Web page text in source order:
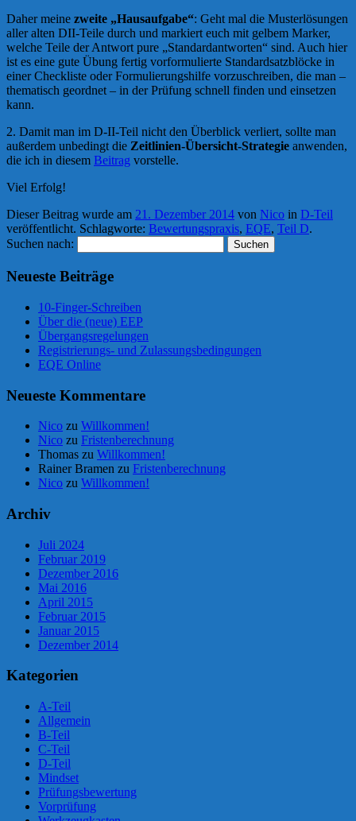
Daher meine zweite „Hausaufgabe“: Geht mal die Musterlösungen
aller alten DII-Teile durch und markiert euch mit gelbem Marker,
welche Teile der Antwort pure „Standardantworten“ sind. Auch hier
ist es eine gute Übung fertig vorformulierte Standardsatzblöcke in
einer Checkliste oder Formulierungshilfe vorzuschreiben, die man –
thematisch geordnet – in der Prüfung schnell finden und einsetzen
kann.
2. Damit man im D-II-Teil nicht den Überblick verliert, sollte man
außerdem unbedingt die Zeitlinien-Übersicht-Strategie anwenden,
die ich in diesem Beitrag vorstelle.
Viel Erfolg!
Dieser Beitrag wurde am 21. Dezember 2014 von Nico in D-Teil
veröffentlicht. Schlagworte: Bewertungspraxis, EQE, Teil D.
Suchen nach:
Neueste Beiträge
10-Finger-Schreiben
Über die (neue) EEP
Übergangsregelungen
Registrierungs- und Zulassungsbedingungen
EQE Online
Neueste Kommentare
Nico zu Willkommen!
Nico zu Fristenberechnung
Thomas zu Willkommen!
Rainer Bramen zu Fristenberechnung
Nico zu Willkommen!
Archiv
Juli 2024
Februar 2019
Dezember 2016
Mai 2016
April 2015
Februar 2015
Januar 2015
Dezember 2014
Kategorien
A-Teil
Allgemein
B-Teil
C-Teil
D-Teil
Mindset
Prüfungsbewertung
Vorprüfung